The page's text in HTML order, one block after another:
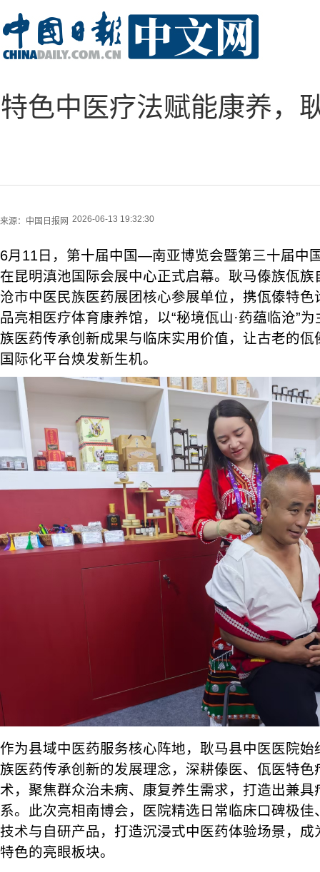
特色中医疗法赋能康养，
来源： 中国日报网 2026-06-13 19:32:30
6月11日，第十届中国—南亚博览会暨第三十届中
在昆明滇池国际会展中心正式启幕。耿马傣族佤
沧市中医民族医药展团核心参展单位，携佤傣特
品亮相医疗体育康养馆，以“秘境佤山·药蕴临沧”
族医药传承创新成果与临床实用价值，让古老的
国际化平台焕发新生机。
作为县域中医药服务核心阵地，耿马县中医医院
族医药传承创新的发展理念，深耕傣医、佤医特色
术，聚焦群众治未病、康复养生需求，打造出兼具
系。此次亮相南博会，医院精选日常临床口碑极
技术与自研产品，打造沉浸式中医药体验场景，
特色的亮眼板块。